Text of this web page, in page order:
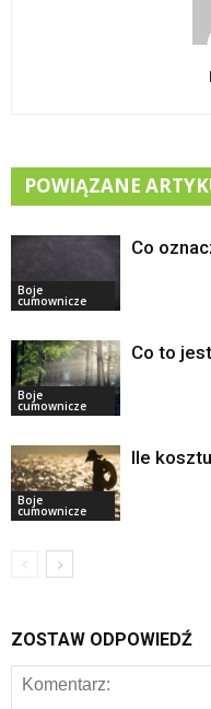
POWIĄZANE
Boje
cumownicze
Co
Boje
cumownicze
Co to
Boje
cumownicze
Ile
ZOSTAW ODPOWIEDŹ